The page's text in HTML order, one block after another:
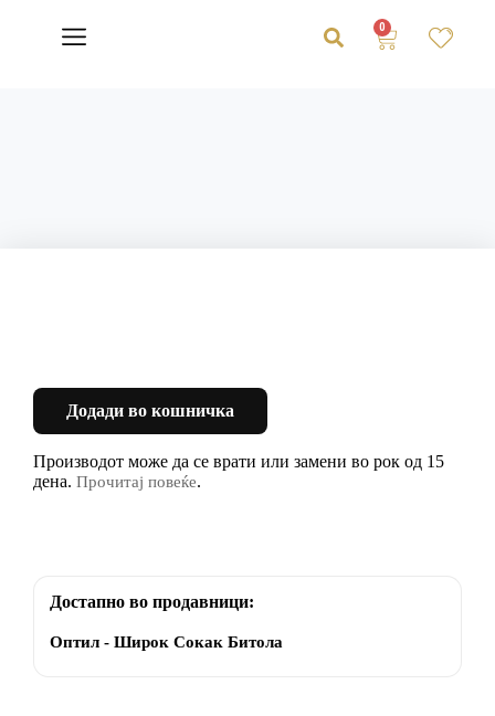
0
Додади во кошничка
Производот може да се врати или замени во рок од 15
дена. Прочитај повеќе.
Достапно во продавници:
Оптил - Широк Сокак Битола